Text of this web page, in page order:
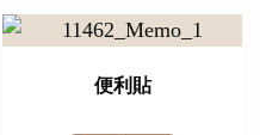
便利貼